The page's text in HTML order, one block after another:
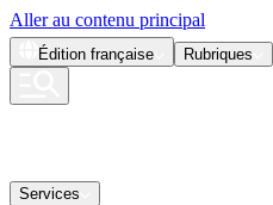
Aller au contenu principal
Édition française Rubriques
Services